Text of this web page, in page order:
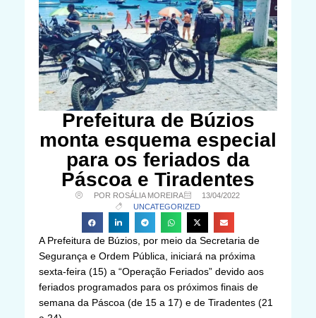
Prefeitura de Búzios
monta esquema especial
para os feriados da
Páscoa e Tiradentes
POR ROSÁLIA MOREIRA
13/04/2022
UNCATEGORIZED
A Prefeitura de Búzios, por meio da Secretaria de
Segurança e Ordem Pública, iniciará na próxima
sexta-feira (15) a “Operação Feriados” devido aos
feriados programados para os próximos finais de
semana da Páscoa (de 15 a 17) e de Tiradentes (21